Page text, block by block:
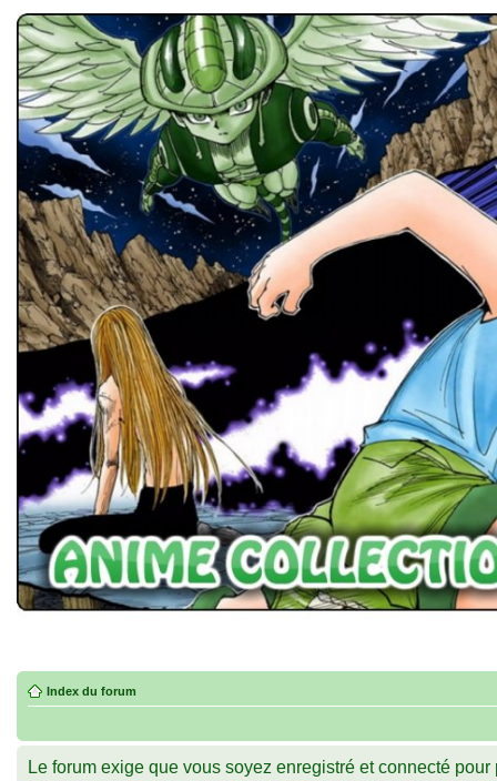
Index du forum
Le forum exige que vous soyez enregistré et connecté